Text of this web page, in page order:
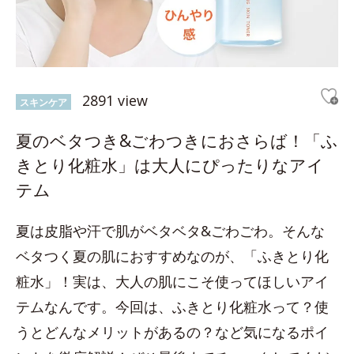
スキンケア 2891 view
夏のベタつき&ごわつきにおさらば！「ふ
きとり化粧水」は大人にぴったりなアイ
テム
夏は皮脂や汗で肌がベタベタ&ごわごわ。そんな
ベタつく夏の肌におすすめなのが、「ふきとり化
粧水」！実は、大人の肌にこそ使ってほしいアイ
テムなんです。今回は、ふきとり化粧水って？使
うとどんなメリットがあるの？など気になるポイ